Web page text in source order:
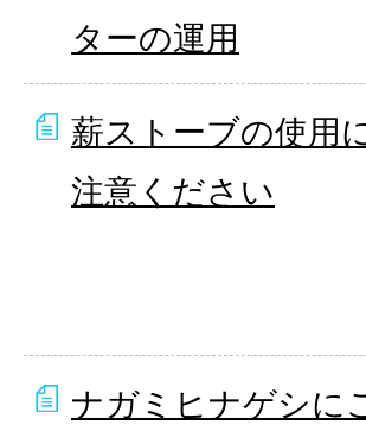
ターの運用
薪ストーブの使用
注意ください
ナガミヒナゲシに